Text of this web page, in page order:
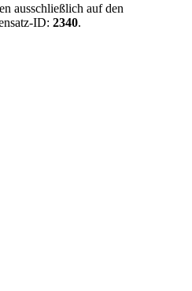
ausschließlich auf den
ID: 2340.